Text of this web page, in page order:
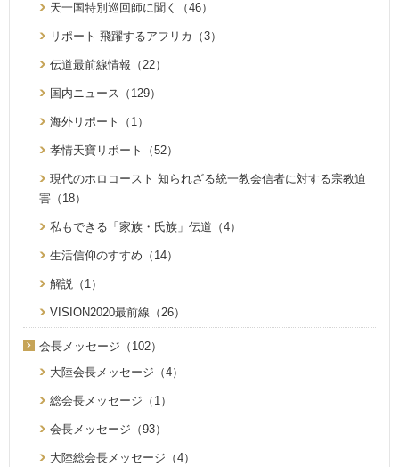
天一国特別巡回師に聞く（46）
リポート 飛躍するアフリカ（3）
伝道最前線情報（22）
国内ニュース（129）
海外リポート（1）
孝情天寶リポート（52）
現代のホロコースト 知られざる統一教会信者に対する宗教迫
害（18）
私もできる「家族・氏族」伝道（4）
生活信仰のすすめ（14）
解説（1）
VISION2020最前線（26）
会長メッセージ（102）
大陸会長メッセージ（4）
総会長メッセージ（1）
会長メッセージ（93）
大陸総会長メッセージ（4）